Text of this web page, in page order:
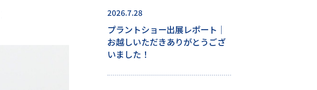
2026.7.28
プラントショー出展レポート｜
お越しいただきありがとうござ
いました！